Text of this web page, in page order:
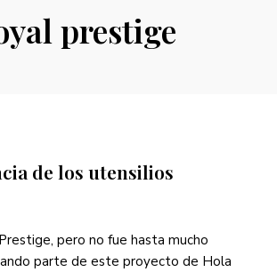
prestige
de los utensilios
pero no fue hasta mucho
parte de este proyecto de Hola